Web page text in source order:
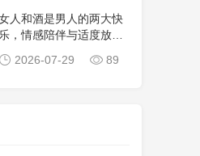
人和酒是男人的两大快
乐，情感陪伴与适度放
2026-07-29 89